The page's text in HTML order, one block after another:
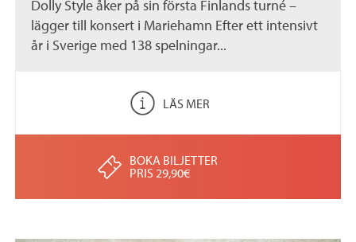
Dolly Style åker på sin första Finlands turné –
lägger till konsert i Mariehamn Efter ett intensivt
år i Sverige med 138 spelningar...
LÄS MER
BOKA BILJETTER
PRIS 29,90€